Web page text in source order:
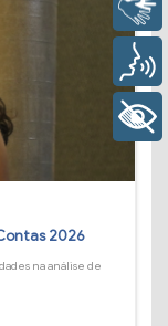
2026
na análise de